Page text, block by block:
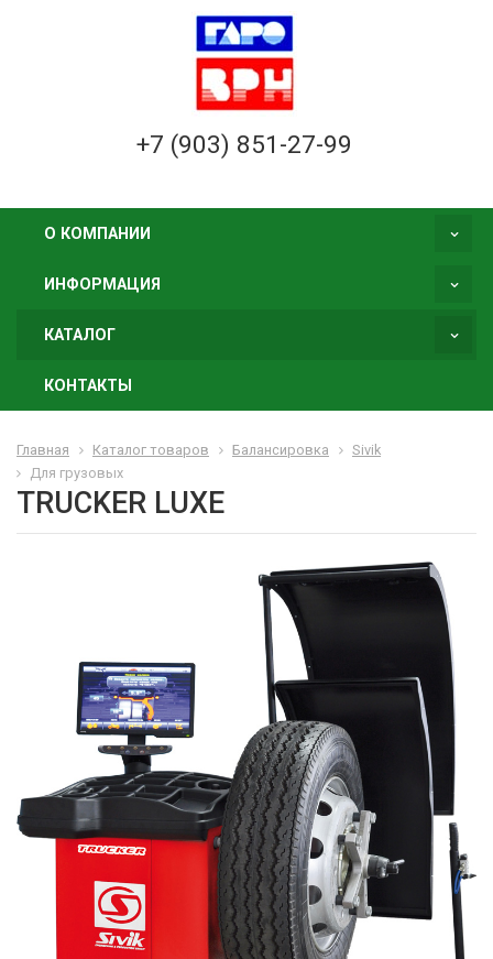
+7 (903) 851-27-99
О КОМПАНИИ
ИНФОРМАЦИЯ
КАТАЛОГ
КОНТАКТЫ
Главная Каталог товаров Балансировка
Sivik
Для грузовых
TRUCKER LUXE